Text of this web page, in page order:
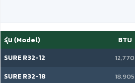
รุ่น (Model) BTU
SURE R32-12
12,770
SURE R32-18 18,905